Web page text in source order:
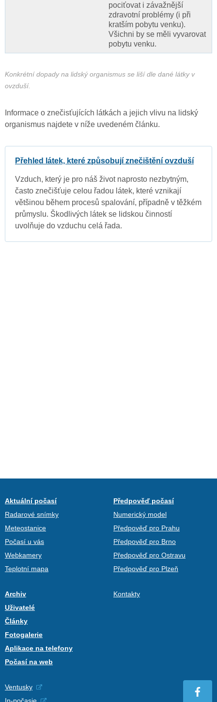
pociťovat i závažnější
zdravotní problémy (i při
kratším pobytu venku).
Všichni by se měli vyvarovat
pobytu venku.
Konkrétní dopady na lidský organismus se liší dle dané látky v
ovzduší.
Informace o znečisťujících látkách a jejich vlivu na lidský
organismus najdete v níže uvedeném článku.
Přehled látek, které způsobují znečištění ovzduší
Vzduch, který je pro náš život naprosto nezbytným,
často znečišťuje celou řadou látek, které vznikají
většinou během procesů spalování, případně v těžkém
průmyslu. Škodlivých látek se lidskou činností
uvolňuje do vzduchu celá řada.
Aktuální počasí
Radarové snímky
Meteostanice
Počasí u vás
Webkamery
Teplotní mapa
Předpověď počasí
Numerický model
Předpověď pro Prahu
Předpověď pro Brno
Předpověď pro Ostravu
Předpověď pro Plzeň
Archiv
Uživatelé
Články
Fotogalerie
Aplikace na telefony
Počasí na web
Kontakty
Ventusky